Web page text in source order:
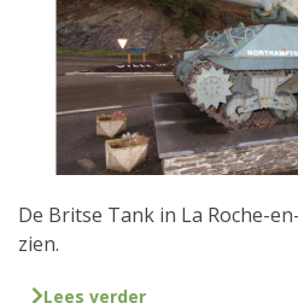
De Britse Tank in La Roche-
zien.
Lees verder